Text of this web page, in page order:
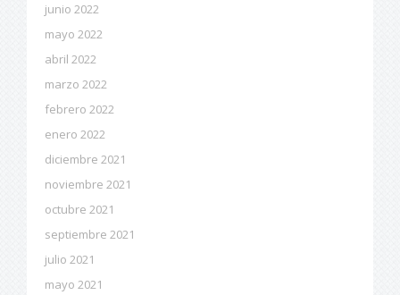
junio 2022
mayo 2022
abril 2022
marzo 2022
febrero 2022
enero 2022
diciembre 2021
noviembre 2021
octubre 2021
septiembre 2021
julio 2021
mayo 2021